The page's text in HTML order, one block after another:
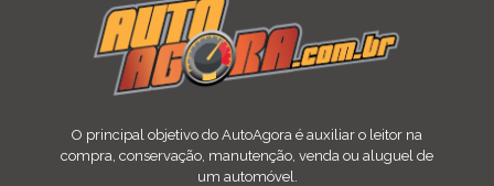
O principal objetivo do AutoAgora é auxiliar o leitor na
compra, conservação, manutenção, venda ou aluguel de
um automóvel.